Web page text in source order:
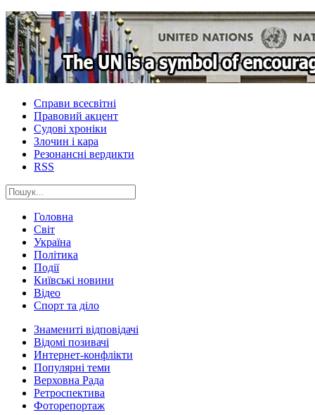
Справи всесвітні
Правовий акцент
Судові хроніки
Злочин і кара
Резонансні вердикти
RSS
Головна
Світ
Україна
Політика
Події
Київські новини
Відео
Спорт та діло
Знамениті відповідачі
Відомі позивачі
Интернет-конфлікти
Популярні теми
Верховна Рада
Ретроспектива
Фоторепортаж